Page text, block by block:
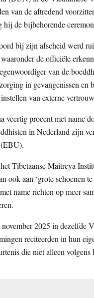
van de aftredend
de bijbehorende
bij zijn afscheid werd
de officiële
van de
in gevangenissen
van externe
procent met name
in Nederland zijn
(EBU).
Tibetaanse Maitreya
aan ‘grote schoenen te
name richten op meer
2025 in dezelfde
reciteerden in hun
die niet alleen